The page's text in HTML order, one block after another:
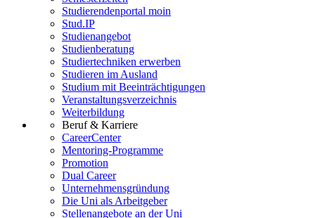
Studierendenportal moin
Stud.IP
Studienangebot
Studienberatung
Studiertechniken erwerben
Studieren im Ausland
Studium mit Beeinträchtigungen
Veranstaltungsverzeichnis
Weiterbildung
Beruf & Karriere
CareerCenter
Mentoring-Programme
Promotion
Dual Career
Unternehmensgründung
Die Uni als Arbeitgeber
Stellenangebote an der Uni